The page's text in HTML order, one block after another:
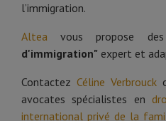
l’immigration.
Altea vous propose
d'immigration" expert et
Contactez Céline Verbrouck
avocates spécialistes en
international privé de la